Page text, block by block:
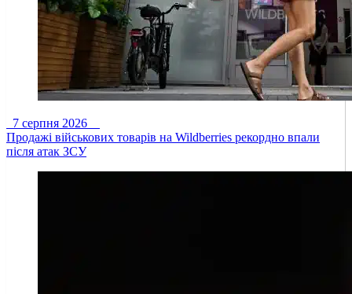
7 серпня 2026
Продажі військових товарів на Wildberries рекордно впали
після атак ЗСУ